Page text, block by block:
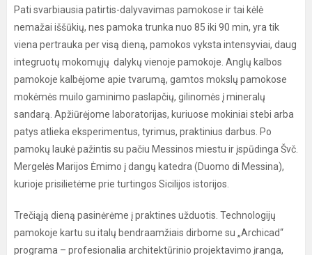
Pati svarbiausia patirtis-dalyvavimas pamokose ir tai kėlė
nemažai iššūkių, nes pamoka trunka nuo 85 iki 90 min, yra tik
viena pertrauka per visą dieną, pamokos vyksta intensyviai, daug
integruotų mokomųjų dalykų vienoje pamokoje. Anglų kalbos
pamokoje kalbėjome apie tvarumą, gamtos mokslų pamokose
mokėmės muilo gaminimo paslapčių, gilinomės į mineralų
sandarą. Apžiūrėjome laboratorijas, kuriuose mokiniai stebi arba
patys atlieka eksperimentus, tyrimus, praktinius darbus. Po
pamokų laukė pažintis su pačiu Messinos miestu ir įspūdinga Švč.
Mergelės Marijos Ėmimo į dangų katedra (Duomo di Messina),
kurioje prisilietėme prie turtingos Sicilijos istorijos.
Trečiąją dieną pasinėrėme į praktines užduotis. Technologijų
pamokoje kartu su italų bendraamžiais dirbome su „Archicad“
programa – profesionalia architektūrinio projektavimo įranga,